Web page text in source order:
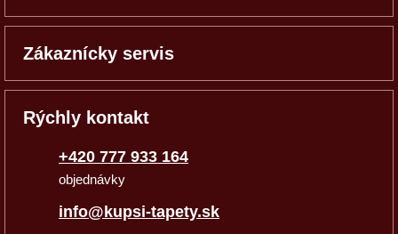
Zákaznícky servis
Rýchly kontakt
+420 777 933 164
objednávky
info@kupsi-tapety.sk